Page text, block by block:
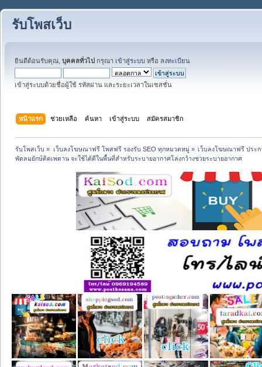
รับโพสเว็บ
ยินดีต้อนรับคุณ, บุคคลทั่วไป กรุณา เข้าสู่ระบบ หรือ ลงทะเบียน
เข้าสู่ระบบด้วยชื่อผู้ใช้ รหัสผ่าน และระยะเวลาในเซสชั่น
หน้าแรก ช่วยเหลือ ค้นหา เข้าสู่ระบบ สมัครสมาชิก
รับโพสเว็บ » เว็บลงโฆษณาฟรี โพสฟรี รองรับ SEO ทุกหมวดหมู่» เว็บลงโฆษณาฟรี ประ
พัดลมยักษ์ติดเพดาน จะใช้ได้ดีในพื้นที่สำหรับระบายอากาศโล่งกว้างช่วยระบายอากาศ